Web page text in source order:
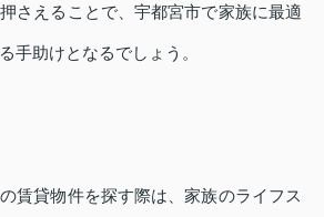
さえることで、宇都宮市で家族に最適
手助けとなるでしょう。
賃貸物件を探す際は、家族のライフス